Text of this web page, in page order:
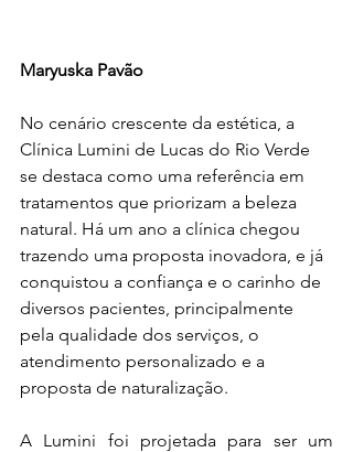
Maryuska Pavão
No cenário crescente da estética, a
Clínica Lumini de Lucas do Rio Verde
se destaca como uma referência em
tratamentos que priorizam a beleza
natural. Há um ano a clínica chegou
trazendo uma proposta inovadora, e já
conquistou a confiança e o carinho de
diversos pacientes, principalmente
pela qualidade dos serviços, o
atendimento personalizado e a
proposta de naturalização.
A Lumini foi projetada para ser um